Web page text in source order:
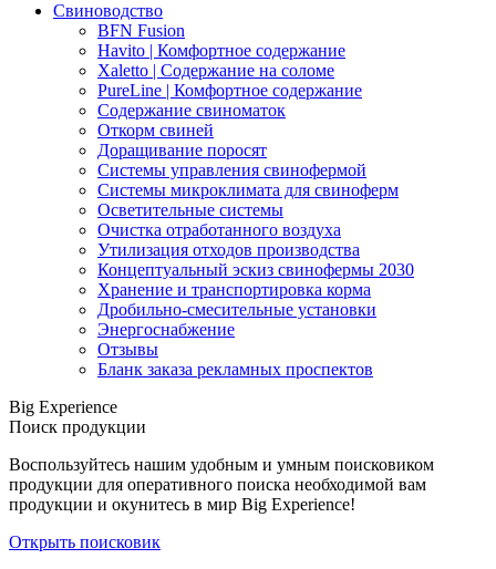
Свиноводство
BFN Fusion
Havito | Комфортное содержание
Xaletto | Содержание на соломе
PureLine | Комфортное содержание
Содержание свиноматок
Откорм свиней
Доращивание поросят
Системы управления свинофермой
Системы микроклимата для свиноферм
Осветительные системы
Очистка отработанного воздуха
Утилизация отходов производства
Концептуальный эскиз свинофермы 2030
Хранение и транспортировка корма
Дробильно-смесительные установки
Энергоснабжение
Отзывы
Бланк заказа рекламных проспектов
Big Experience
Поиск продукции
Воспользуйтесь нашим удобным и умным поисковиком
продукции для оперативного поиска необходимой вам
продукции и окунитесь в мир Big Experience!
Открыть поисковик